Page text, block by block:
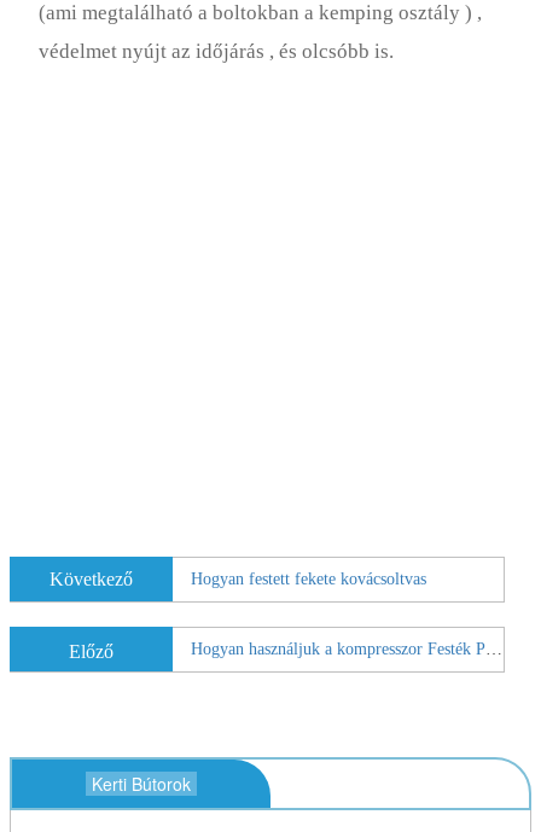
(ami megtalálható a boltokban a kemping osztály ) ,
védelmet nyújt az időjárás , és olcsóbb is.
Következő Hogyan festett fekete kovácsoltvas
Előző Hogyan használjuk a kompresszor Festék Patio Bútor
Kerti Bútorok